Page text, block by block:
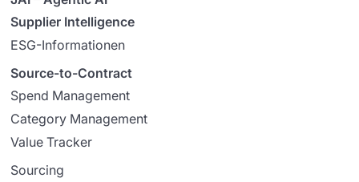
Supplier Intelligence
ESG-Informationen
Source-to-Contract
Spend Management
Category Management
Value Tracker
Sourcing